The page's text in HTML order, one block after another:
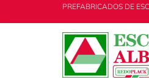
PREFABRICADOS DE